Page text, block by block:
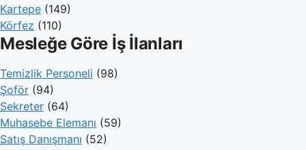
Kartepe (149)
Körfez (110)
Mesleğe Göre İş İlanları
Temizlik Personeli (98)
Şoför (94)
Sekreter (64)
Muhasebe Elemanı (59)
Satış Danışmanı (52)